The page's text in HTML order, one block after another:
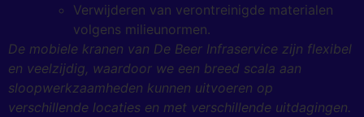
Verwijderen van verontreinigde materialen
volgens milieunormen.
De mobiele kranen van De Beer Infraservice zijn flexibel
en veelzijdig, waardoor we een breed scala aan
sloopwerkzaamheden kunnen uitvoeren op
verschillende locaties en met verschillende uitdagingen.